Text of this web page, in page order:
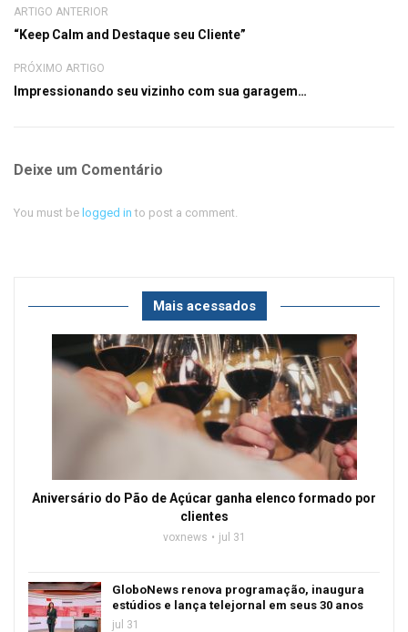
ARTIGO ANTERIOR
“Keep Calm and Destaque seu Cliente”
PRÓXIMO ARTIGO
Impressionando seu vizinho com sua garagem…
Deixe um Comentário
You must be logged in to post a comment.
Mais acessados
Aniversário do Pão de Açúcar ganha elenco formado por
clientes
voxnews jul 31
GloboNews renova programação, inaugura
estúdios e lança telejornal em seus 30 anos
jul 31